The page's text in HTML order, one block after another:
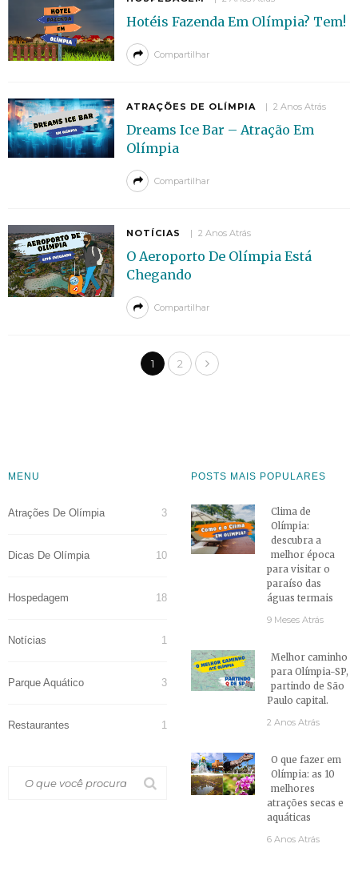
Hotéis Fazenda Em Olímpia? Tem!
Compartilhar
ATRAÇÕES DE OLÍMPIA 2 Anos Atrás
Dreams Ice Bar – Atração Em
Olímpia
Compartilhar
NOTÍCIAS 2 Anos Atrás
O Aeroporto De Olímpia Está
Chegando
Compartilhar
1 2
MENU
Atrações De Olímpia 3
Dicas De Olímpia 10
Hospedagem 18
Notícias 1
Parque Aquático 3
Restaurantes 1
POSTS MAIS POPULARES
Clima de
Olímpia:
descubra a
melhor época
para visitar o
paraíso das
águas termais
9 Meses Atrás
Melhor caminho
para Olímpia-SP,
partindo de São
Paulo capital.
2 Anos Atrás
O que fazer em
Olímpia: as 10
melhores
atrações secas e
aquáticas
6 Anos Atrás